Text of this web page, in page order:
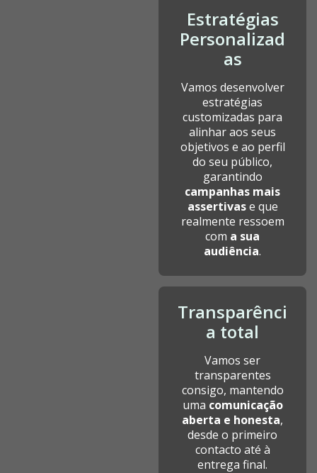
Estratégias
Personalizad
as
Vamos desenvolver
estratégias
customizadas para
alinhar aos seus
objetivos e ao perfil
do seu público,
garantindo
campanhas mais
assertivase que
realmente ressoem
com a sua
audiência.
Transparênci
a total
Vamos ser
transparentes
consigo, mantendo
uma comunicação
aberta e honesta,
desde o primeiro
contacto até à
entrega final.